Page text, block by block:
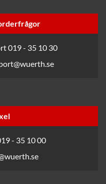
019 - 35 10 30
- 35 10 00